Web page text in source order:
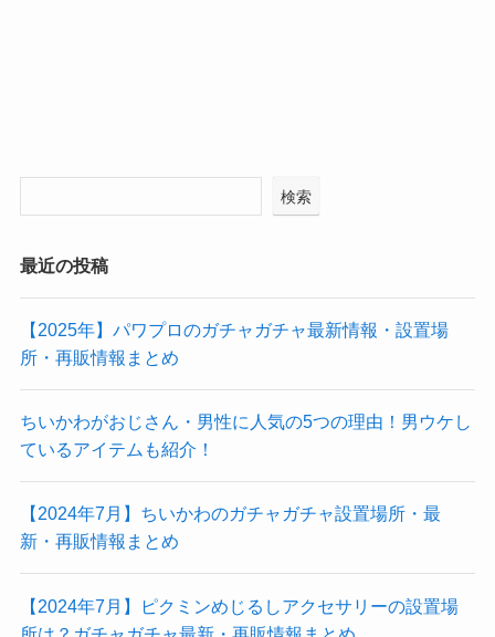
検索
最近の投稿
【2025年】パワプロのガチャガチャ最新情報・設置場
所・再販情報まとめ
ちいかわがおじさん・男性に人気の5つの理由！男ウケし
ているアイテムも紹介！
【2024年7月】ちいかわのガチャガチャ設置場所・最
新・再販情報まとめ
【2024年7月】ピクミンめじるしアクセサリーの設置場